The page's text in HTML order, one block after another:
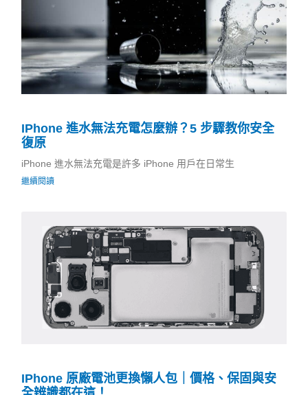
IPhone 進水無法充電怎麼辦？5 步驟教你安全
復原
iPhone 進水無法充電是許多 iPhone 用戶在日常生
繼續閱讀
IPhone 原廠電池更換懶人包｜價格、保固與安